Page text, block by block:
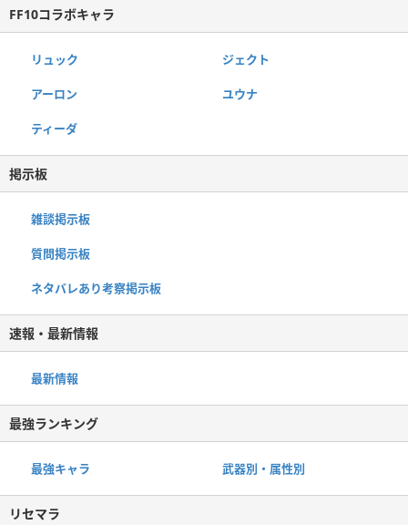
FF10コラボキャラ
リュック ジェクト
アーロン ユウナ
ティーダ
掲示板
雑談掲示板
質問掲示板
ネタバレあり考察掲示板
速報・最新情報
最新情報
最強ランキング
最強キャラ 武器別・属性別
リセマラ